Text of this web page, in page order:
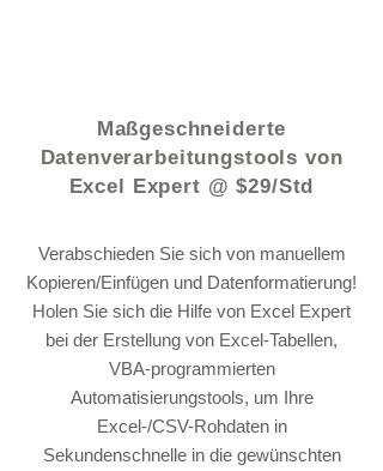
Maßgeschneiderte
Datenverarbeitungstools von
Excel Expert @ $29/Std
Verabschieden Sie sich von manuellem
Kopieren/Einfügen und Datenformatierung!
Holen Sie sich die Hilfe von Excel Expert
bei der Erstellung von Excel-Tabellen,
VBA-programmierten
Automatisierungstools, um Ihre
Excel-/CSV-Rohdaten in
Sekundenschnelle in die gewünschten